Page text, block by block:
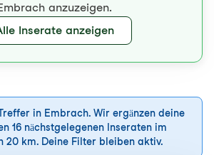
anzuzeigen.
Inserate anzeigen
in Embrach. Wir ergänzen deine
16 nächstgelegenen Inseraten im
20 km. Deine Filter bleiben aktiv.